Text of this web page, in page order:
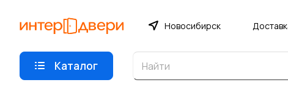
Новосибирск
Каталог